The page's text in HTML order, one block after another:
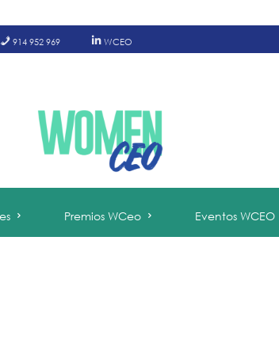
914 952 969 WCEO
Premios WCeo Eventos WCEO